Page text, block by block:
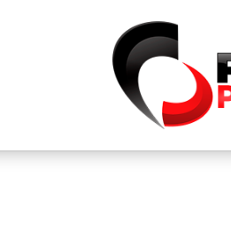
FALE